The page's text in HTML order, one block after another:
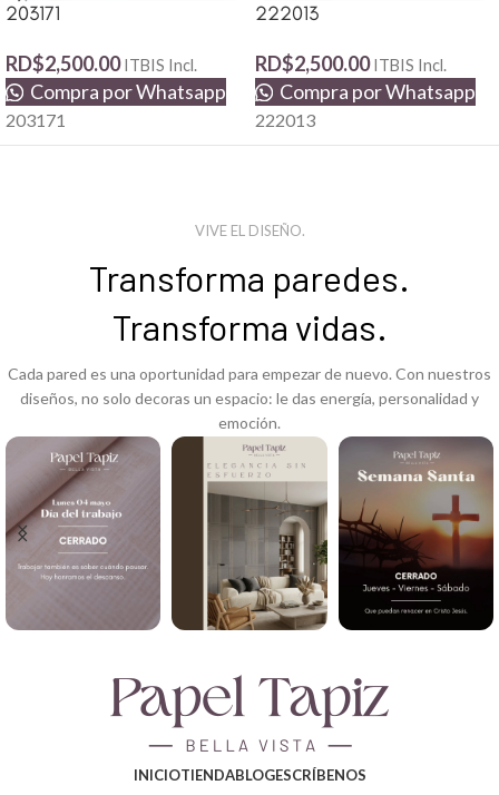
203171
RD$2,500.00 ITBIS Incl.
Compra por Whatsapp
203171
222013
RD$2,500.00 ITBIS Incl.
Compra por Whatsapp
222013
VIVE EL DISEÑO.
Transforma paredes.
Transforma vidas.
Cada pared es una oportunidad para empezar de nuevo. Con nuestros
diseños, no solo decoras un espacio: le das energía, personalidad y
emoción.
INICIOTIENDABLOGESCRÍBENOS